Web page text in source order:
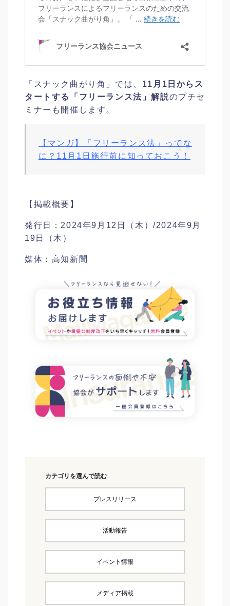
「スナック曲がり角」では、 11月1日からス
タートする「フリーランス法」解説のプチセ
ミナーも開催します。
【マンガ】「フリーランス法」ってな
に？11月1日施行前に知っておこう！
【掲載概要】
発行日：2024年9月12日（木）/2024年9月
19日（木）
媒体：高知新聞
カテゴリを選んで読む
プレスリリース
活動報告
イベント情報
メディア掲載